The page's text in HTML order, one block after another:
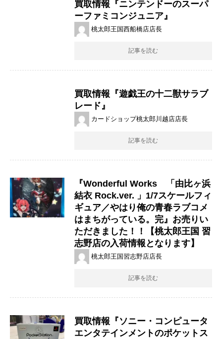
買取情報『ニンテンドーのスーパ
ーファミコンジュニア』
桃太郎王国西船橋店店長
記事を読む
買取情報『遊戯王の十二獣サラブ
レード』
カードショップ桃太郎川越店店長
記事を読む
『Wonderful ​Works 「由比ヶ浜
結衣 ​Rock.ver. ​」1/7スケールフィ
ギュア／やはり俺の青春ラブコメ
はまちがっている。完』お売りい
ただきました！！【桃太郎王国 習
志野店の入荷情報となります】
桃太郎王国習志野店店長
記事を読む
買取情報『ソニー・コンピュータ
エンタテインメントのポケットス